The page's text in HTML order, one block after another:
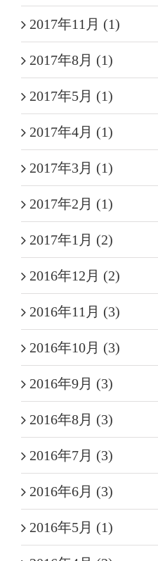
2017年11月 (1)
2017年8月 (1)
2017年5月 (1)
2017年4月 (1)
2017年3月 (1)
2017年2月 (1)
2017年1月 (2)
2016年12月 (2)
2016年11月 (3)
2016年10月 (3)
2016年9月 (3)
2016年8月 (3)
2016年7月 (3)
2016年6月 (3)
2016年5月 (1)